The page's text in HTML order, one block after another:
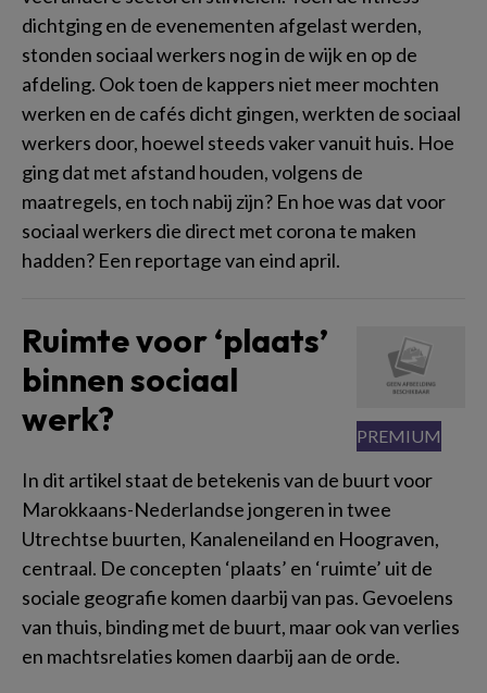
dichtging en de evenementen afgelast werden,
stonden sociaal werkers nog in de wijk en op de
afdeling. Ook toen de kappers niet meer mochten
werken en de cafés dicht gingen, werkten de sociaal
werkers door, hoewel steeds vaker vanuit huis. Hoe
ging dat met afstand houden, volgens de
maatregels, en toch nabij zijn? En hoe was dat voor
sociaal werkers die direct met corona te maken
hadden? Een reportage van eind april.
Ruimte voor ‘plaats’
binnen sociaal
werk?
In dit artikel staat de betekenis van de buurt voor
Marokkaans-Nederlandse jongeren in twee
Utrechtse buurten, Kanaleneiland en Hoograven,
centraal. De concepten ‘plaats’ en ‘ruimte’ uit de
sociale geografie komen daarbij van pas. Gevoelens
van thuis, binding met de buurt, maar ook van verlies
en machtsrelaties komen daarbij aan de orde.